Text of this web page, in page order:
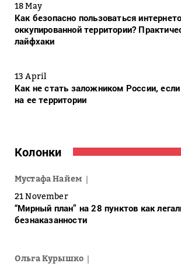
18 May
Как безопасно пользоваться
оккупированной территории?
лайфхаки
13 April
Как не стать заложником России,
на ее территории
Колонки
Мустафа Найем
21 November
“Мирный план” на 28 пунктов как
безнаказанности
Ольга Курышко